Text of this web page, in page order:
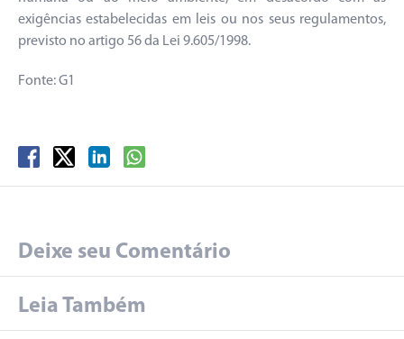
exigências estabelecidas em leis ou nos seus regulamentos,
previsto no artigo 56 da Lei 9.605/1998.
Fonte: G1
Deixe seu Comentário
Leia Também